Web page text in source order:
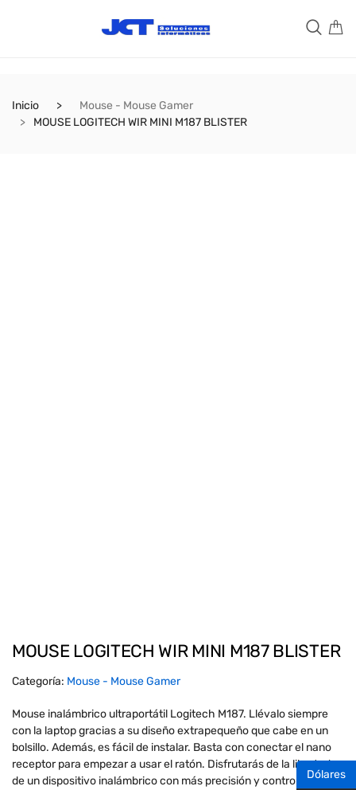
Inicio
Mouse - Mouse Gamer
MOUSE LOGITECH WIR MINI M187 BLISTER
MOUSE LOGITECH WIR MINI M187 BLISTER
Categoría: Mouse - Mouse Gamer
Mouse inalámbrico ultraportátil Logitech M187. Llévalo siempre
con la laptop gracias a su diseño extrapequeño que cabe en un
bolsillo. Además, es fácil de instalar. Basta con conectar el nano
receptor para empezar a usar el ratón. Disfrutarás de la libertad
de un dispositivo inalámbrico con más precisión y control que con
Dólares